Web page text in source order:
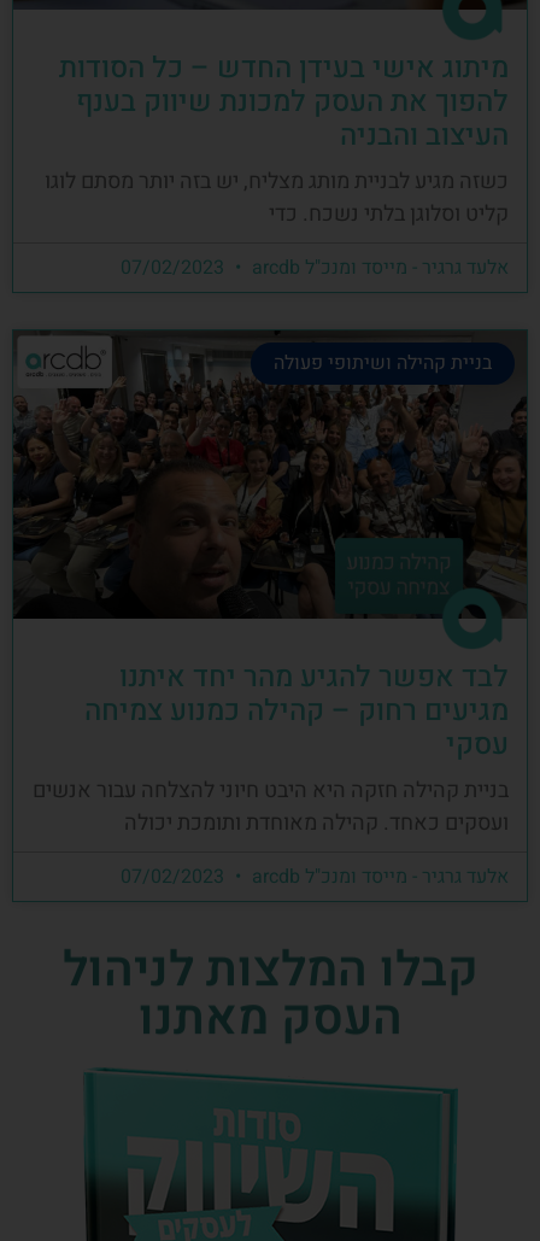
מיתוג אישי בעידן החדש – כל הסודות
להפוך את העסק למכונת שיווק בענף
העיצוב והבניה
כשזה מגיע לבניית מותג מצליח, יש בזה יותר מסתם לוגו
קליט וסלוגן בלתי נשכח. כדי
אלעד גרגיר - מייסד ומנכ"ל arcdb
בניית קהילה ושיתופי פעולה
לבד אפשר להגיע מהר יחד איתנו
מגיעים רחוק – קהילה כמנוע צמיחה
עסקי
בניית קהילה חזקה היא היבט חיוני להצלחה עבור אנשים
ועסקים כאחד. קהילה מאוחדת ותומכת יכולה
אלעד גרגיר - מייסד ומנכ"ל arcdb
קבלו המלצות לניהול
העסק מאתנו